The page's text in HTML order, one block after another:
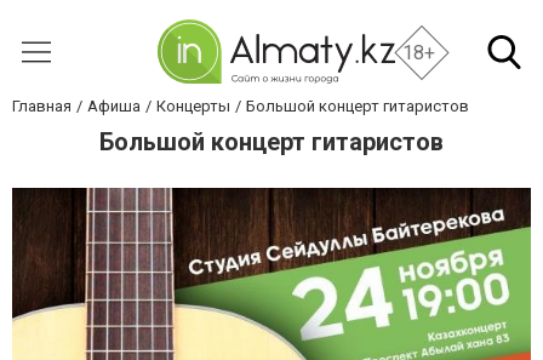
18+
Главная Афиша Концерты Большой концерт гитаристов
Большой концерт гитаристов